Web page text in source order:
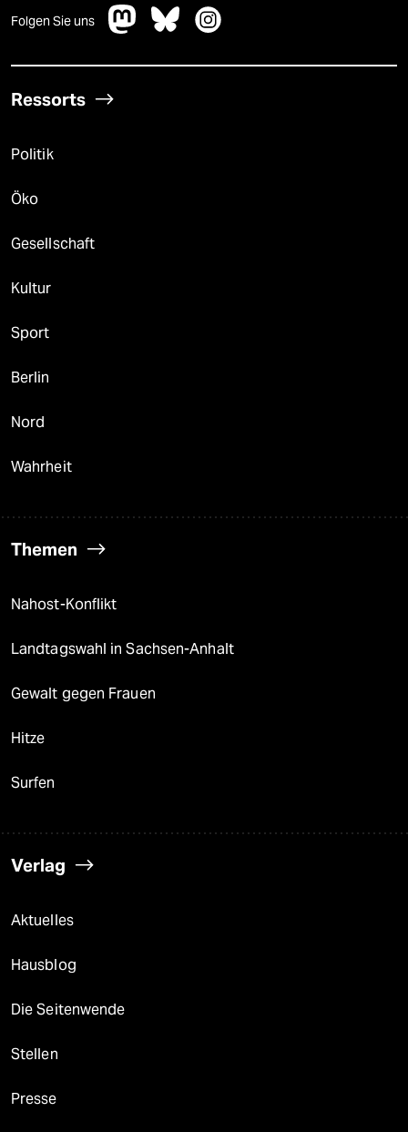
Folgen Sie uns
Ressorts
Politik
Öko
Gesellschaft
Kultur
Sport
Berlin
Nord
Wahrheit
Themen
Nahost-Konflikt
Landtagswahl in Sachsen-Anhalt
Gewalt gegen Frauen
Hitze
Surfen
Verlag
Aktuelles
Hausblog
Die Seitenwende
Stellen
Presse